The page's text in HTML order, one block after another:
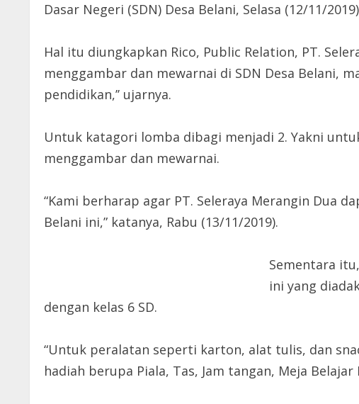
Dasar Negeri (SDN) Desa Belani, Selasa (12/11/
Hal itu diungkapkan Rico, Public Relation, PT.
menggambar dan mewarnai di SDN Desa Belani,
pendidikan,’’ ujarnya.
Untuk katagori lomba dibagi menjadi 2. Yakni
menggambar dan mewarnai.
“Kami berharap agar PT. Seleraya Merangin Dua
Belani ini,” katanya, Rabu (13/11/2019).
Sementara
ini yang
dengan kelas 6 SD.
“Untuk peralatan seperti karton, alat tulis, dan
hadiah berupa Piala, Tas, Jam tangan, Meja